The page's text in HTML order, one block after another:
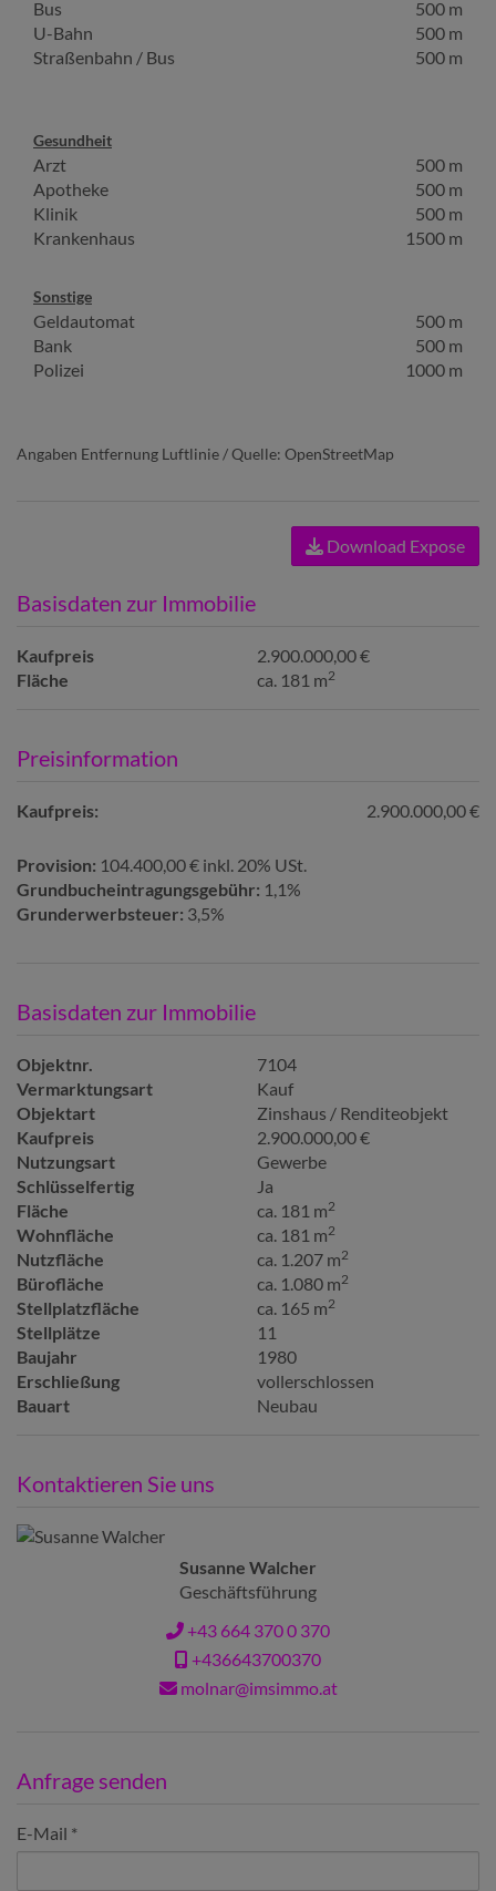
Bus
500 m
U-Bahn
500 m
Straßenbahn / Bus
500 m
Gesundheit
Arzt
500 m
Apotheke
500 m
Klinik
500 m
Krankenhaus
1500 m
Sonstige
Geldautomat
500 m
Bank
500 m
Polizei
1000 m
Angaben Entfernung Luftlinie / Quelle: OpenStreetMap
Download Expose
Basisdaten zur Immobilie
Kaufpreis
2.900.000,00 €
Fläche
ca. 181 m2
Preisinformation
Kaufpreis: 2.900.000,00 €
Provision: 104.400,00 € inkl. 20% USt.
Grundbucheintragungsgebühr: 1,1%
Grunderwerbsteuer: 3,5%
Basisdaten zur Immobilie
Objektnr.
7104
Vermarktungsart
Kauf
Objektart
Zinshaus / Renditeobjekt
Kaufpreis
2.900.000,00 €
Nutzungsart
Gewerbe
Schlüsselfertig
Ja
Fläche
ca. 181 m2
Wohnfläche ca. 181 m2
Nutzfläche ca. 1.207 m2
Bürofläche ca. 1.080 m2
Stellplatzfläche ca. 165 m2
Stellplätze
11
Baujahr
1980
Erschließung
vollerschlossen
Bauart
Neubau
Kontaktieren Sie uns
Susanne Walcher
Geschäftsführung
+43 664 370 0 370
+436643700370
molnar@imsimmo.at
Anfrage senden
E-Mail